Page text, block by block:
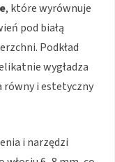
, które wyrównuje
pod białą
Podkład
wygładza
równy i estetyczny
i narzędzi